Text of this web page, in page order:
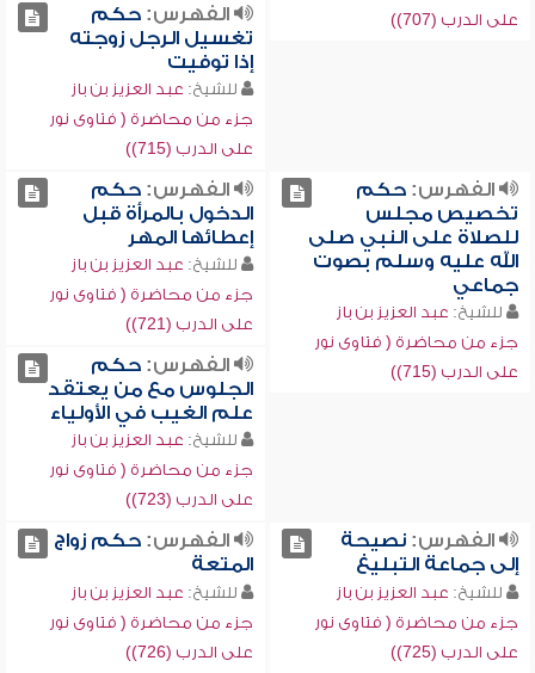
على الدرب (707))
الفهرس:حكم
تغسيل الرجل زوجته
إذا توفيت
للشيخ: عبد العزيز بن باز
جزء من محاضرة ( فتاوى نور
على الدرب (715))
الفهرس:حكم
تخصيص مجلس
للصلاة على النبي صلى
الله عليه وسلم بصوت
جماعي
للشيخ: عبد العزيز بن باز
جزء من محاضرة ( فتاوى نور
على الدرب (715))
الفهرس:حكم
الدخول بالمرأة قبل
إعطائها المهر
للشيخ: عبد العزيز بن باز
جزء من محاضرة ( فتاوى نور
على الدرب (721))
الفهرس:حكم
الجلوس مع من يعتقد
علم الغيب في الأولياء
للشيخ: عبد العزيز بن باز
جزء من محاضرة ( فتاوى نور
على الدرب (723))
الفهرس:نصيحة
إلى جماعة التبليغ
للشيخ: عبد العزيز بن باز
جزء من محاضرة ( فتاوى نور
على الدرب (725))
الفهرس:حكم زواج
المتعة
للشيخ: عبد العزيز بن باز
جزء من محاضرة ( فتاوى نور
على الدرب (726))